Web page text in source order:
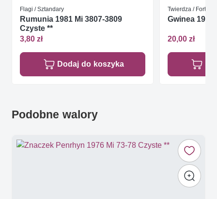
Flagi / Sztandary
Rumunia 1981 Mi 3807-3809
Czyste **
3,80 zł
Dodaj do koszyka
Twierdza / Forteca
Gwinea 1989
20,00 zł
Podobne walory